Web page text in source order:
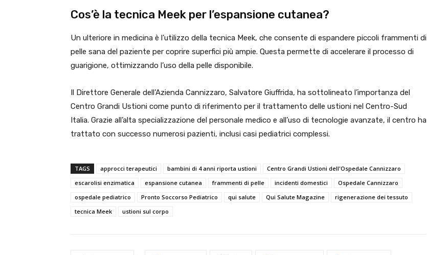
Cos’è la tecnica Meek per l’espansione cutanea?
Un ulteriore in medicina è l’utilizzo della tecnica Meek, che consente di espandere piccoli frammenti di
pelle sana del paziente per coprire superfici più ampie. Questa permette di accelerare il processo di
guarigione, ottimizzando l’uso della pelle disponibile.
Il Direttore Generale dell’Azienda Cannizzaro, Salvatore Giuffrida, ha sottolineato l’importanza del
Centro Grandi Ustioni come punto di riferimento per il trattamento delle ustioni nel Centro-Sud
Italia. Grazie all’alta specializzazione del personale medico e all’uso di tecnologie avanzate, il centro ha
trattato con successo numerosi pazienti, inclusi casi pediatrici complessi.
TAGS approcci terapeutici bambini di 4 anni riporta ustioni
Centro Grandi Ustioni dell'Ospedale Cannizzaro
escarolisi enzimatica
espansione cutanea frammenti di pelle incidenti domestici
Ospedale Cannizzaro
ospedale pediatrico
Pronto Soccorso Pediatrico qui salute Qui Salute Magazine
rigenerazione dei tessuto
tecnica Meek
ustioni sul corpo